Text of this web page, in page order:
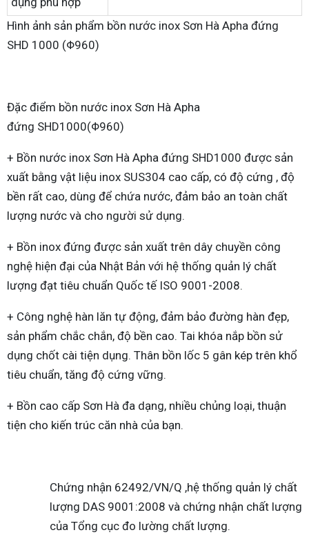
Hình ảnh sản phẩm bồn nước inox Sơn Hà Apha đứng
SHD 1000 (Φ960)
Đặc điểm bồn nước inox Sơn Hà Apha
đứng SHD1000(Φ960)
+ Bồn nước inox Sơn Hà Apha đứng SHD1000 được sản
xuất bằng vật liệu inox SUS304 cao cấp, có độ cứng , độ
bền rất cao, dùng để chứa nước, đảm bảo an toàn chất
lượng nước và cho người sử dụng.
+ Bồn inox đứng được sản xuất trên dây chuyền công
nghệ hiện đại của Nhật Bản với hệ thống quản lý chất
lượng đạt tiêu chuẩn Quốc tế ISO 9001-2008.
+ Công nghệ hàn lăn tự động, đảm bảo đường hàn đẹp,
sản phẩm chắc chắn, độ bền cao. Tai khóa nắp bồn sử
dụng chốt cài tiện dụng. Thân bồn lốc 5 gân kép trên khổ
tiêu chuẩn, tăng độ cứng vững.
+ Bồn cao cấp Sơn Hà đa dạng, nhiều chủng loại, thuận
tiện cho kiến trúc căn nhà của bạn.
Chứng nhận 62492/VN/Q ,hệ thống quản lý chất
lượng DAS 9001:2008 và chứng nhận chất lượng
của Tổng cục đo lường chất lượng.